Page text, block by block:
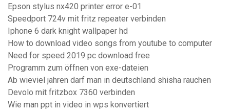
Epson stylus nx420 printer error e-01
Speedport 724v mit fritz repeater verbinden
Iphone 6 dark knight wallpaper hd
How to download video songs from youtube to computer
Need for speed 2019 pc download free
Programm zum öffnen von exe-dateien
Ab wieviel jahren darf man in deutschland shisha rauchen
Devolo mit fritzbox 7360 verbinden
Wie man ppt in video in wps konvertiert